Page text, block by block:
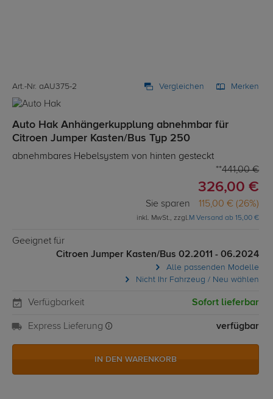
Art.-Nr. aAU375-2 Vergleichen Merken
Auto Hak Anhängerkupplung abnehmbar für
Citroen Jumper Kasten/Bus Typ 250
abnehmbares Hebelsystem von hinten gesteckt
441,00 €
326,00 €
Sie sparen 115,00 € (26%)
inkl. MwSt., zzgl.M Versand ab 15,00 €
Geeignet für
Citroen Jumper Kasten/Bus 02.2011 - 06.2024
Alle passenden Modelle
Nicht Ihr Fahrzeug / Neu wählen
Verfügbarkeit Sofort lieferbar
Express Lieferung verfügbar
IN DEN WARENKORB